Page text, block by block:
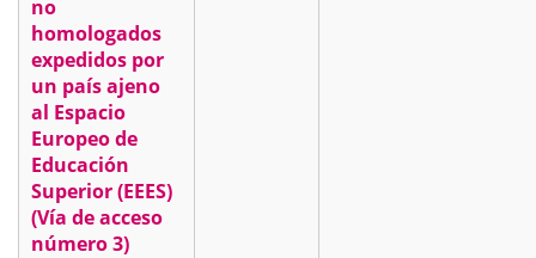
no
homologados
expedidos por
un país ajeno
al Espacio
Europeo de
Educación
Superior (EEES)
(Vía de acceso
número 3)